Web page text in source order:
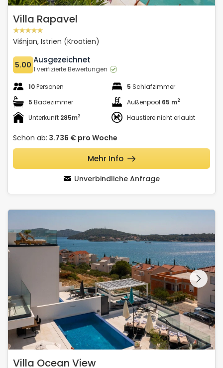
Villa Rapavel
Višnjan, Istrien (Kroatien)
5.00 Ausgezeichnet
1 verifizierte Bewertungen
10Personen 5 Schlafzimmer
5 Badezimmer Außenpool 65 m2
Unterkunft 285m2 Haustiere nicht erlaubt
Schon ab: 3.736 € pro Woche
Unverbindliche Anfrage
Mehr Info
Schauen Sie sich die
gesamte Galerie
Villa Ocean View